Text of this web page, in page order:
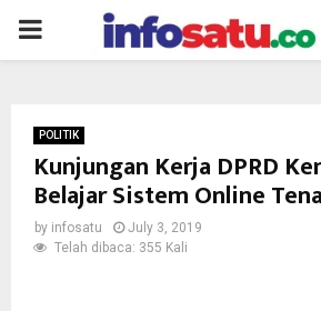
PRIMARY
POLITIK
Kunjungan Kerja DPRD
Belajar Sistem Online
by infosatu
July 3, 2019
Telah dibaca: 355 Kali